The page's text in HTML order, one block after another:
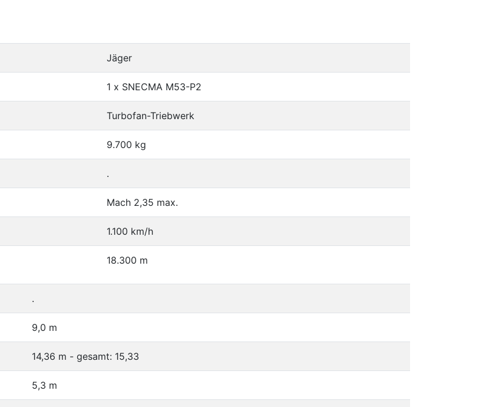
Jäger
1 x SNECMA M53-P2
Turbofan-Triebwerk
9.700 kg
.
Mach 2,35 max.
1.100 km/h
18.300 m
.
9,0 m
14,36 m - gesamt: 15,33
5,3 m